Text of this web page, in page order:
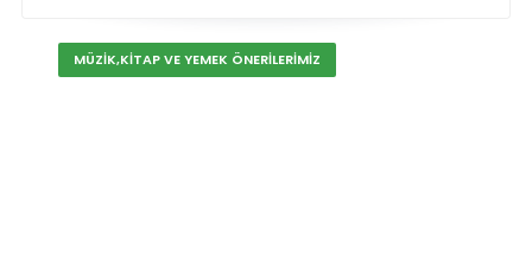
MÜZİK,KİTAP VE YEMEK ÖNERİLERİMİZ